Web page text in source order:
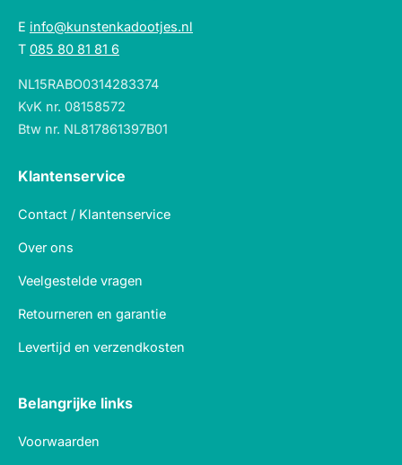
E info@kunstenkadootjes.nl
T 085 80 81 81 6
NL15RABO0314283374
KvK nr. 08158572
Btw nr. NL817861397B01
Klantenservice
Contact / Klantenservice
Over ons
Veelgestelde vragen
Retourneren en garantie
Levertijd en verzendkosten
Belangrijke links
Voorwaarden